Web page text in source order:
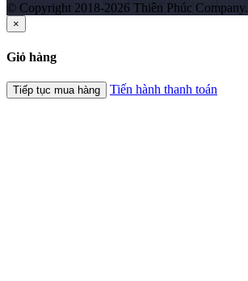
© Copyright 2018-2026 Thiên Phúc Company.
×
Giỏ hàng
Tiếp tục mua hàng Tiến hành thanh toán